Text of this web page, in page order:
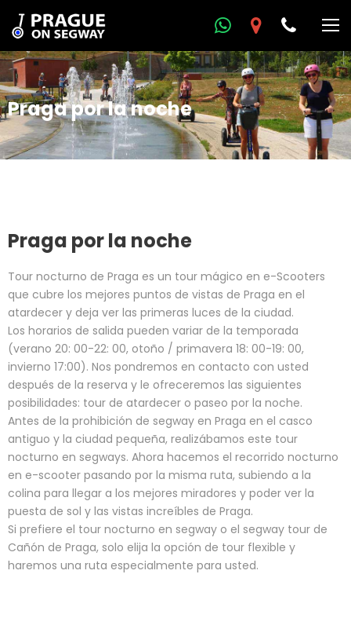
Praga por la noche
Praga por la noche
Tour nocturno de Praga es un tour mágico en e-Scooters
que cubre los mejores puntos de vistas de Praga en el
atardecer y deja ver las primeras luces de la ciudad.
Los horarios de salida pueden variar de la temporada
(verano 20: 00-22: 00, otoño / primavera 18: 00-19: 00,
invierno 17:00). Nos pondremos en contacto con usted
después de la reserva y le ofreceremos las siguientes
posibilidades: tour de atardecer o paseo por la noche.
Antes de la prohibición de segway en Praga en el casco
antiguo y la ciudad pequeña, realizábamos este tour
nocturno en segways. Ahora hacemos el recorrido nocturno
en e-scooter pasando por la misma ruta, subiendo a la
colina para llegar a los mejores miradores y poder ver la
puesta de sol y las vistas increíbles de Praga.
Si prefiere el tour nocturno en segway o el segway tour de
Cañón de Praga, solo elija la opción de tour flexible y
haremos una ruta especialmente para usted.